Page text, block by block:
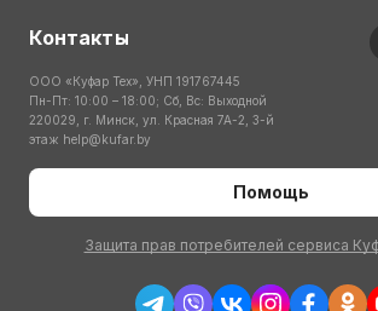
Контакты
ООО «Куфар Тех», УНП 191767445
Пн-Пт: 10:00 – 18:00; Сб, Вс: Выходной
220029, г. Минск, ул. Красная 7А-2, 3-й
этаж help@kufar.by
Помощь
Защита прав потребителей сервиса